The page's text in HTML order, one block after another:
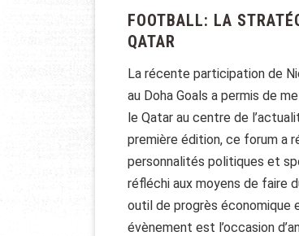
FOOTBALL: LA
QATAR
La récente participation de
au Doha Goals a permis de
le Qatar au centre de
première édition, ce forum a
personnalités politiques et
réfléchi aux moyens de faire
outil de progrès économique
évènement est l’occasion